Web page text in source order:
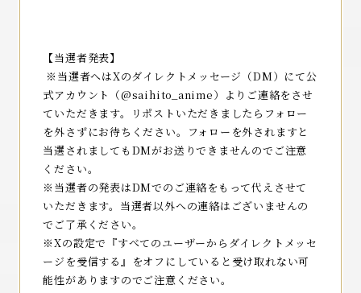
【当選者発表】
※当選者へはXのダイレクトメッセージ（DM）にて公
式アカウント（@saihito_anime）よりご連絡をさせ
ていただきます。リポストいただきましたらフォロー
を外さずにお待ちください。フォローを外されますと
当選されましてもDMがお送りできませんのでご注意
ください。
※当選者の発表はDMでのご連絡をもって代えさせて
いただきます。当選者以外への連絡はございませんの
でご了承ください。
※Xの設定で『すべてのユーザーからダイレクトメッセ
ージを受信する』をオフにしていると受け取れない可
能性がありますのでご注意ください。
TOP
MOVIE